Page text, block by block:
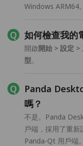
Windows ARM64。
如何檢查我的
開啟開始 > 設定 >
型。
Panda
嗎？
不是。Panda
戶端，採用了重
Panda-Qt 用戶端。